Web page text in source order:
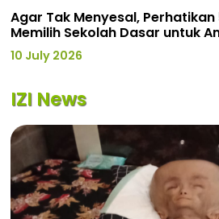
Agar Tak Menyesal, Perhatikan
Memilih Sekolah Dasar untuk
10 July 2026
IZI News